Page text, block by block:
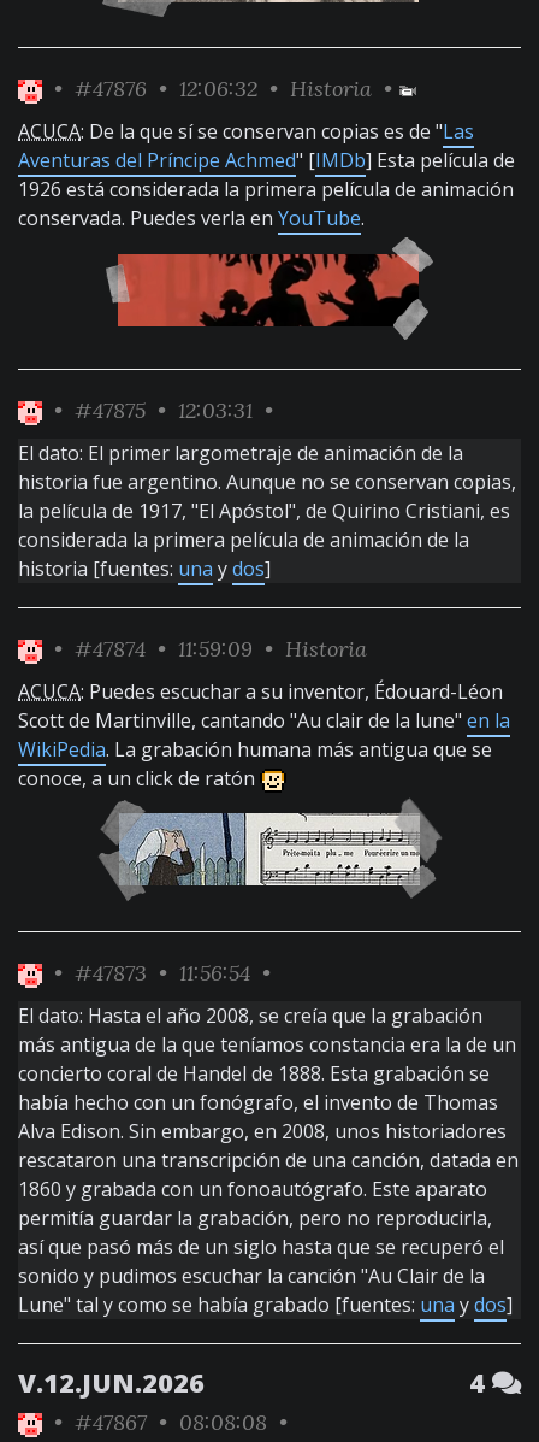
• #47876 • 12:06:32 • Historia •
ACUCA: De la que sí se conservan copias es de "Las
Aventuras del Príncipe Achmed" [IMDb] Esta película de
1926 está considerada la primera película de animación
conservada. Puedes verla en YouTube.
• #47875 • 12:03:31 •
El dato: El primer largometraje de animación de la
historia fue argentino. Aunque no se conservan copias,
la película de 1917, "El Apóstol", de Quirino Cristiani, es
considerada la primera película de animación de la
historia [fuentes: una ydos]
• #47874 • 11:59:09 • Historia
ACUCA: Puedes escuchar a su inventor, Édouard-Léon
Scott de Martinville, cantando "Au clair de la lune" en la
WikiPedia. La grabación humana más antigua que se
conoce, a un click de ratón
• #47873 • 11:56:54 •
El dato: Hasta el año 2008, se creía que la grabación
más antigua de la que teníamos constancia era la de un
concierto coral de Handel de 1888. Esta grabación se
había hecho con un fonógrafo, el invento de Thomas
Alva Edison. Sin embargo, en 2008, unos historiadores
rescataron una transcripción de una canción, datada en
1860 y grabada con un fonoautógrafo. Este aparato
permitía guardar la grabación, pero no reproducirla,
así que pasó más de un siglo hasta que se recuperó el
sonido y pudimos escuchar la canción "Au Clair de la
Lune" tal y como se había grabado [fuentes: una ydos]
V.12.JUN.2026 4
• #47867 • 08:08:08 •